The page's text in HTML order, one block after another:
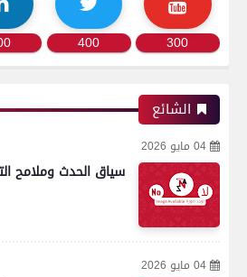
300
400
الشائع
04 مايو 2026
سياق الحدث وملامح
04 مايو 2026